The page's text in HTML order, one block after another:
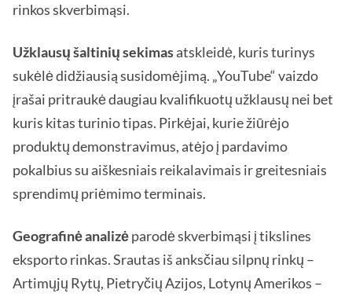
rinkos skverbimąsi.
Užklausų šaltinių sekimasatskleidė, kuris turinys
sukėlė didžiausią susidomėjimą. „YouTube“ vaizdo
įrašai pritraukė daugiau kvalifikuotų užklausų nei bet
kuris kitas turinio tipas. Pirkėjai, kurie žiūrėjo
produktų demonstravimus, atėjo į pardavimo
pokalbius su aiškesniais reikalavimais ir greitesniais
sprendimų priėmimo terminais.
Geografinė analizėparodė skverbimąsi į tikslines
eksporto rinkas. Srautas iš anksčiau silpnų rinkų –
Artimųjų Rytų, Pietryčių Azijos, Lotynų Amerikos –